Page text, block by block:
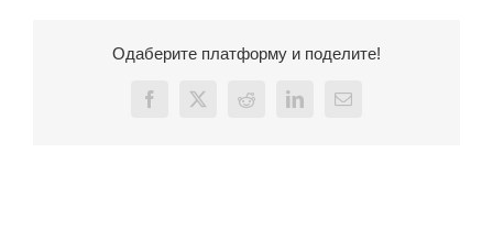
Одаберите платформу и поделите!
Facebook
X Reddit LinkedInEmail